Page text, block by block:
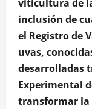
viticultura de
inclusión de
el Registro de
uvas,
desarrolladas
Experimental
transformar la